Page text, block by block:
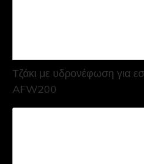
Τζάκι με υδρονέφωση για
AFW200